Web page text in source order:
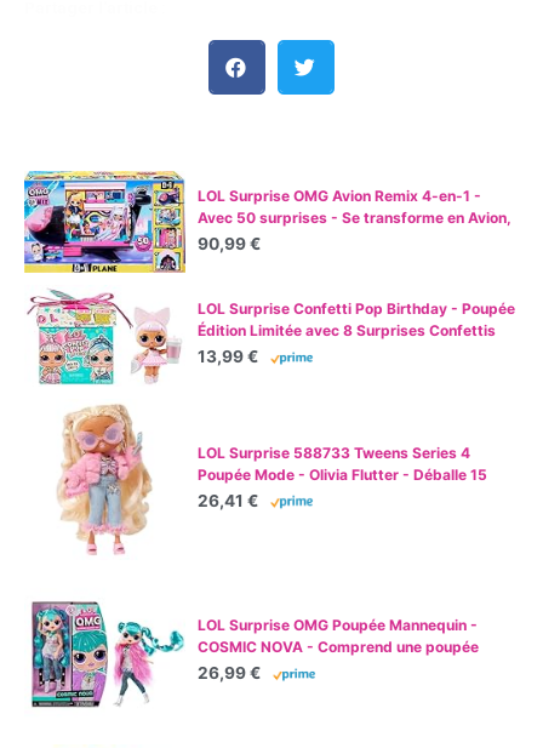
LOL Surprise OMG Avion Remix 4-en-1 -
Avec 50 surprises - Se transforme en Avion,
Voiture, Studio d'enregistrement et Salle de
90,99 €
LOL Surprise Confetti Pop Birthday - Poupée
Édition Limitée avec 8 Surprises Confettis
dans une Boîte - Comprend une Surprise,
13,99 €
LOL Surprise 588733 Tweens Series 4
Poupée Mode - Olivia Flutter - Déballe 15
Surprises et des Accessoires Fabuleux -
26,41 €
LOL Surprise OMG Poupée Mannequin -
COSMIC NOVA - Comprend une poupée
mannequin, plusieurs surprises et de
26,99 €